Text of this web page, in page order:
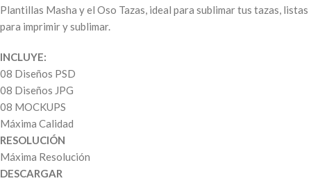
Plantillas Masha y el Oso Tazas, ideal para sublimar tus tazas, listas
para imprimir y sublimar.
INCLUYE:
08 Diseños PSD
08 Diseños JPG
08 MOCKUPS
Máxima Calidad
RESOLUCIÓN
Máxima Resolución
DESCARGAR